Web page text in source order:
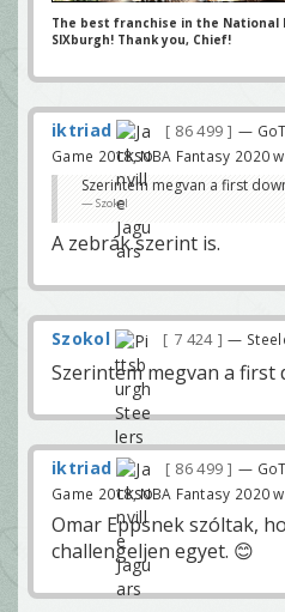
The best franchise in the National
SIXburgh! Thank you, Chief!
iktriad 86 499
—
Game 2018, NBA Fantasy 2020
Szerintem megvan a first
Szokol
A zebrák szerint is.
Szokol 7 424 —
Szerintem megvan a first
iktriad 86 499
—
Game 2018, NBA Fantasy 2020
Omar Eppsnek szóltak,
challengeljen egyet. 😊